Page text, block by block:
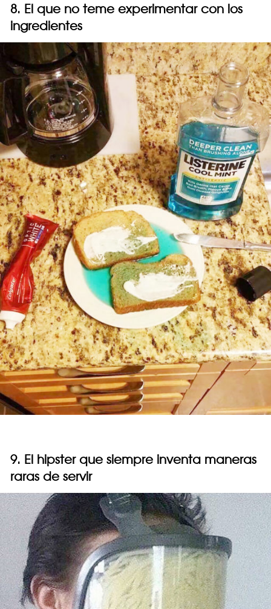
8. El que no teme experimentar con los
ingredientes
9. El hipster que siempre inventa maneras
raras de servir